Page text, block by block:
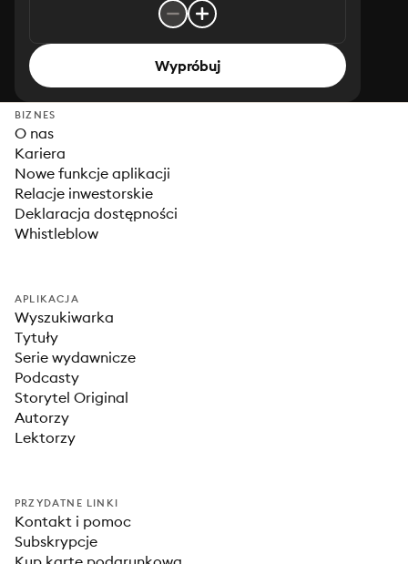
Wypróbuj
BIZNES
O nas
Kariera
Nowe funkcje aplikacji
Relacje inwestorskie
Deklaracja dostępności
Whistleblow
APLIKACJA
Wyszukiwarka
Tytuły
Serie wydawnicze
Podcasty
Storytel Original
Autorzy
Lektorzy
PRZYDATNE LINKI
Kontakt i pomoc
Subskrypcje